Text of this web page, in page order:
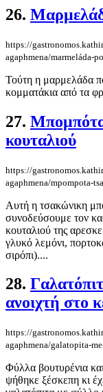
26.
https://
agaphmena/marmeláda-
Τούτη η μαρμελάδα
κομματάκια από τα
27.
κουταλιού
https://
agaphmena/mpompota-
Αυτή η τσακώνικη
συνοδεύσουμε τον
κουταλιού της
γλυκό λεμόνι,
σιρόπι)....
28.
ανοιχτή στο
https://
agaphmena/galatopita-
Φύλλα βουτυρένια
ψήθηκε ξέσκεπη κι